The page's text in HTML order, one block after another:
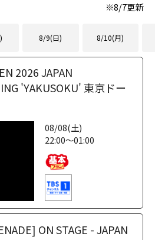
※8/7更新
8/9(日) 8/10(月)
2026 JAPAN
'YAKUSOKU' 東京ドー
08/08(土)
22:00～01:00
ON STAGE - JAPAN